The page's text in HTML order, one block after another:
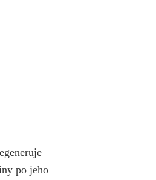
po jeho